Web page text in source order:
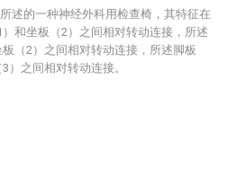
述的一种神经外科用检查椅，其特征在
和坐板（2）之间相对转动连接，所述
（2）之间相对转动连接，所述脚板
）之间相对转动连接。